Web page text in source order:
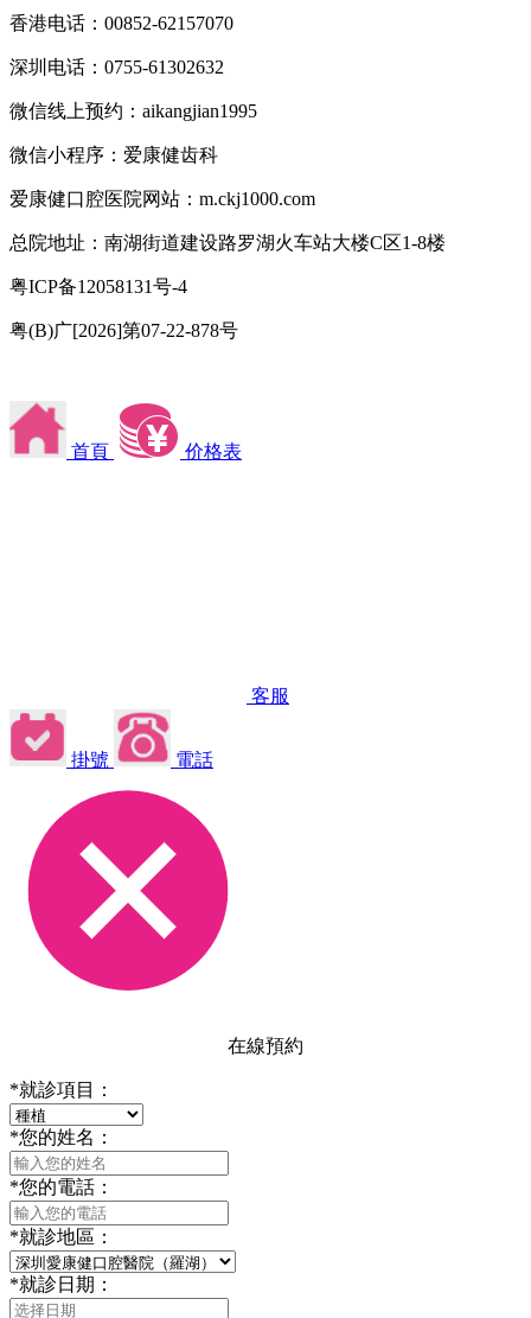
香港电话：00852-62157070
深圳电话：0755-61302632
微信线上预约：aikangjian1995
微信小程序：爱康健齿科
爱康健口腔医院网站：m.ckj1000.com
总院地址：南湖街道建设路罗湖火车站大楼C区1-8楼
粤ICP备12058131号-4
粤(B)广[2026]第07-22-878号
首頁 价格表
客服
掛號 電話
在線預約
*就診項目：
*您的姓名：
*您的電話：
*就診地區：
*就診日期：